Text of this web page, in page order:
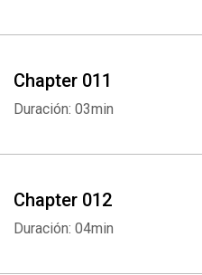
Chapter 011
Duración: 03min
Chapter 012
Duración: 04min